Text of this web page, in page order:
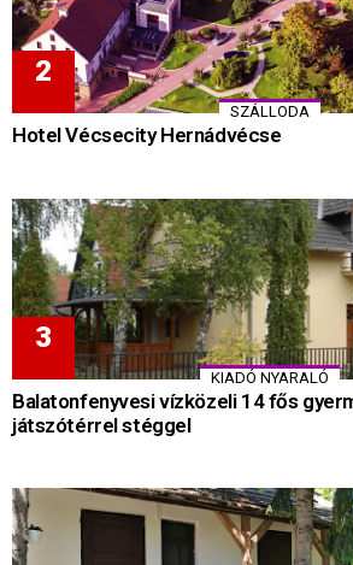
SZÁLLODA
Hotel Vécsecity Hernádvécse
KIADÓ NYARALÓ
Balatonfenyvesi vízközeli 14 fős
játszótérrel stéggel